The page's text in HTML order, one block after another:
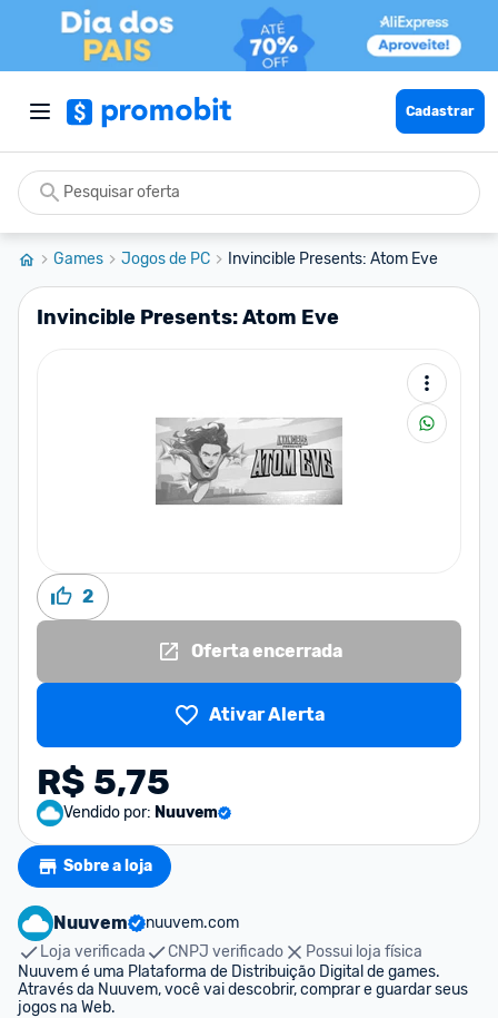
Cadastrar
Games Jogos de PC Invincible Presents: Atom Eve
Invincible Presents: Atom Eve
2
Oferta encerrada
Ativar Alerta
R$ 5,75
Vendido por: Nuuvem
Sobre a loja
Nuuvem
nuuvem.com
Loja verificada
CNPJ verificado
Possui loja física
Nuuvem é uma Plataforma de Distribuição Digital de games.
Através da Nuuvem, você vai descobrir, comprar e guardar seus
jogos na Web.